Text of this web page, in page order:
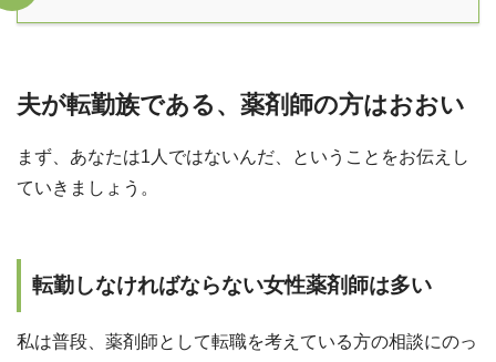
夫が転勤族である、薬剤師の方はおおい
まず、あなたは1人ではないんだ、ということをお伝えし
ていきましょう。
転勤しなければならない女性薬剤師は多い
私は普段、薬剤師として転職を考えている方の相談にのっ